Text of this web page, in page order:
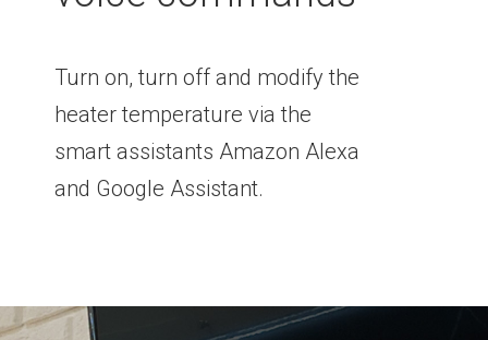
Turn on, turn off and modify the
heater temperature via the
smart assistants Amazon Alexa
and Google Assistant.